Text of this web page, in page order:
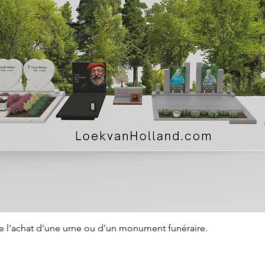
Aperçu rapide
l'achat d'une urne ou d'un monument funéraire.